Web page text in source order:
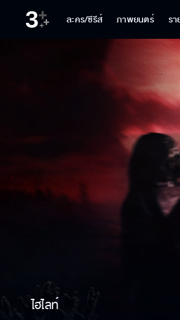
ละคร/ซีรีส์ ภาพยนตร์ ร
ไฮไลท์